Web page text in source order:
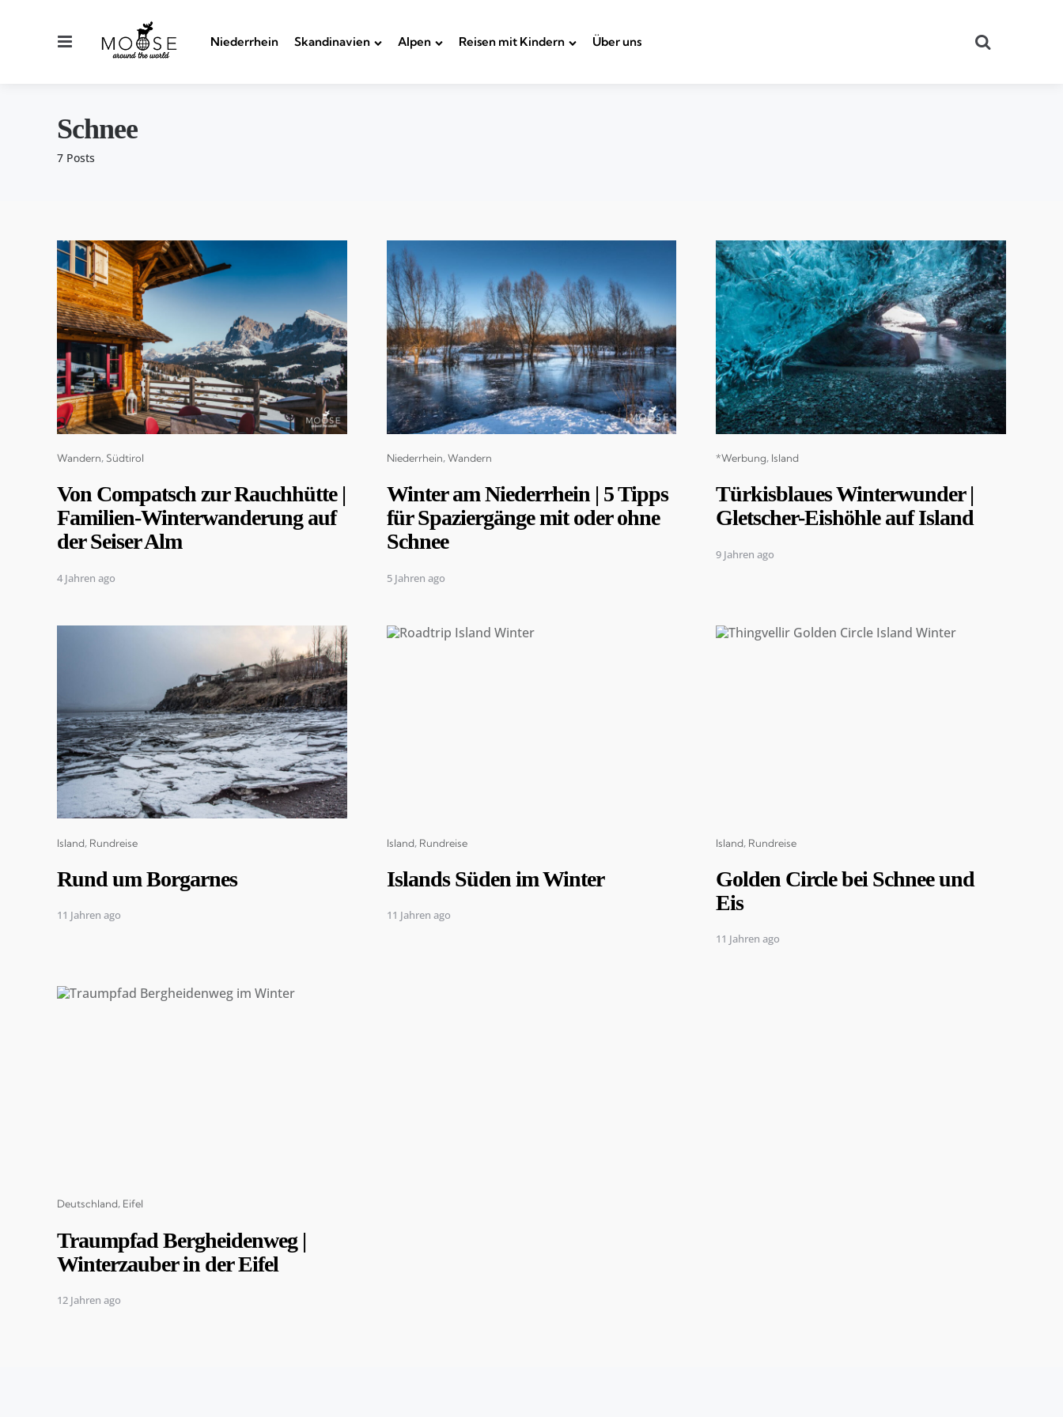
Menu Niederrhein Skandinavien Alpen Reisen mit Kindern Über uns
7 Posts
Schnee
Categories
Wandern Südtirol
Von Compatsch zur Rauchhütte |
Familien-Winterwanderung auf
der Seiser Alm
4 Jahren ago
Categories
Niederrhein Wandern
Winter am Niederrhein | 5 Tipps
für Spaziergänge mit oder ohne
Schnee
5 Jahren ago
Categories
*Werbung Island
Türkisblaues Winterwunder |
Gletscher-Eishöhle auf Island
9 Jahren ago
Categories
Island Rundreise
Rund um Borgarnes
11 Jahren ago
Categories
Island Rundreise
Islands Süden im Winter
11 Jahren ago
Categories
Island Rundreise
Golden Circle bei Schnee und
Eis
11 Jahren ago
Categories
Deutschland Eifel
Traumpfad Bergheidenweg |
Winterzauber in der Eifel
12 Jahren ago